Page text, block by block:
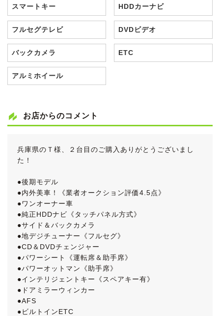
スマートキー HDDカーナビ
フルセグテレビ DVDビデオ
バックカメラ ETC
アルミホイール
お店からのコメント
兵庫県のＴ様、２台目のご購入ありがとうございまし
た！
●後期モデル
●内外美車！《業者オークション評価4.5点》
●ワンオーナー車
●純正HDDナビ《タッチパネル方式》
●サイド＆バックカメラ
●地デジチューナー《フルセグ》
●CD＆DVDチェンジャー
●パワーシート《運転席＆助手席》
●パワーオットマン《助手席》
●インテリジェントキー《スペアキー有》
●ドアミラーウィンカー
●AFS
●ビルトインETC